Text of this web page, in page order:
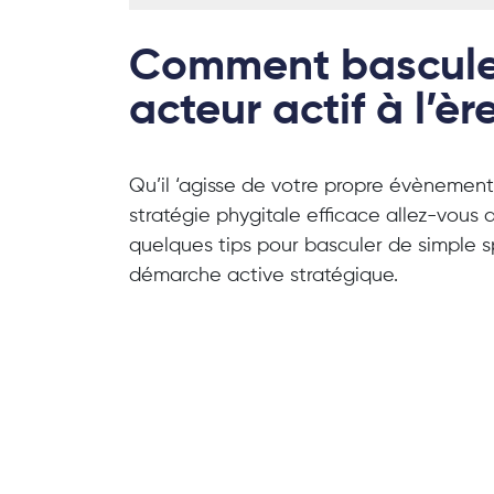
Comment
acteur actif à
Qu’il ‘agisse de votre propre
stratégie phygitale efficace allez-vous
quelques tips pour basculer de simple
démarche active stratégique.